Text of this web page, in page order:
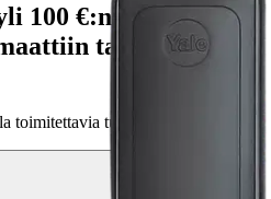
100 €:n tilauksille
tai
toimitettavia tuotteita.